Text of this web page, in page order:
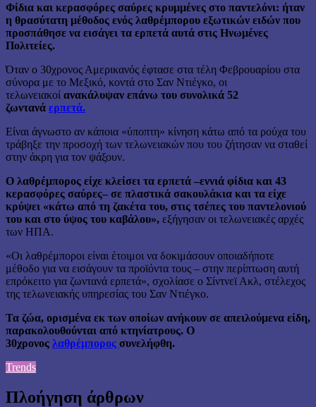
Φίδια και κερασφόρες σαύρες κρυμμένες στο παντελόνι: ήταν
η θρασύτατη μέθοδος ενός λαθρέμπορου εξωτικών ειδών που
προσπάθησε να εισάγει τα ερπετά αυτά στις Ηνωμένες
Πολιτείες.
Όταν ο 30χρονος Αμερικανός έφτασε στα τέλη Φεβρουαρίου στα
σύνορα με το Μεξικό, κοντά στο Σαν Ντιέγκο, οι
τελωνειακοί ανακάλυψαν επάνω του συνολικά 52
ζωντανά ερπετά.
Είναι άγνωστο αν κάποια «ύποπτη» κίνηση κάτω από τα ρούχα του
τράβηξε την προσοχή των τελωνειακών που του ζήτησαν να σταθεί
στην άκρη για τον ψάξουν.
Ο λαθρέμπορος είχε κλείσει τα ερπετά –εννιά φίδια και 43
κερασφόρες σαύρες– σε πλαστικά σακουλάκια και τα είχε
κρύψει «κάτω από τη ζακέτα του, στις τσέπες του παντελονιού
του και στο ύψος του καβάλου», εξήγησαν οι τελωνειακές αρχές
των ΗΠΑ.
«Οι λαθρέμποροι είναι έτοιμοι να δοκιμάσουν οποιαδήποτε
μέθοδο για να εισάγουν τα προϊόντα τους – στην περίπτωση αυτή
επρόκειτο για ζωντανά ερπετά», σχολίασε ο Σίντνεϊ Ακλ, στέλεχος
της τελωνειακής υπηρεσίας του Σαν Ντιέγκο.
Τα ζώα, ορισμένα εκ των οποίων ανήκουν σε απειλούμενα είδη,
παρακολουθούνται από κτηνίατρους. Ο
30χρονος λαθρέμπορος συνελήφθη.
Trends
Πλοήγηση άρθρων